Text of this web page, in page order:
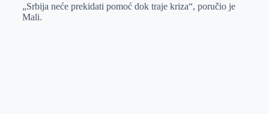
„Srbija neće prekidati pomoć dok traje kriza“, poručio je
Mali.